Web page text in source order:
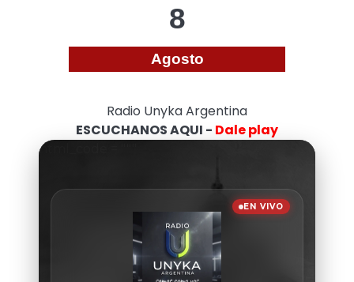
8
Agosto
Radio Unyka Argentina
ESCUCHANOS AQUI - Dale play